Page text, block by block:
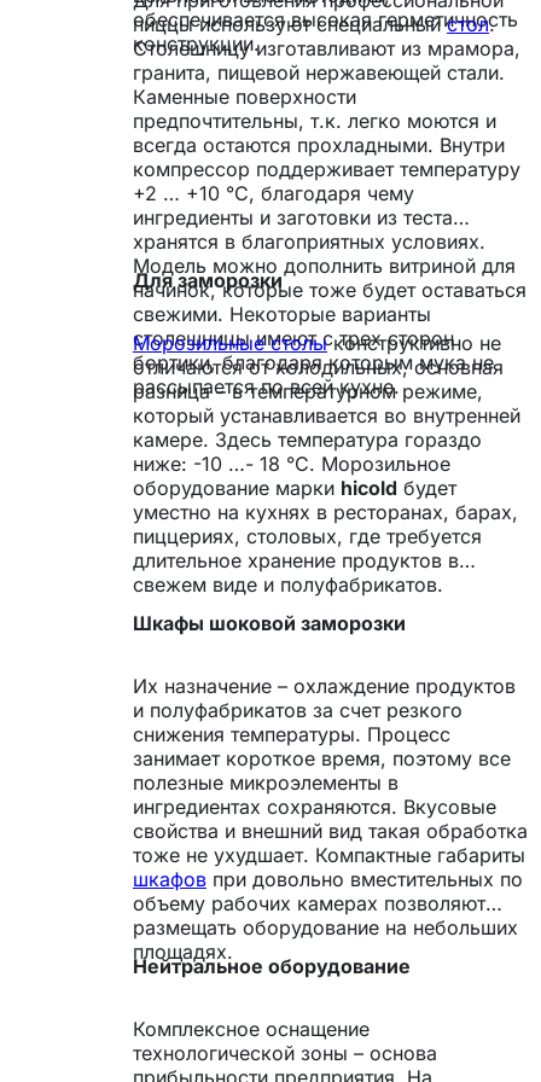
обеспечивается высокая герметичность
конструкции.
пиццы используют специальныйстол.
Столешницу изготавливают из мрамора,
гранита, пищевой нержавеющей стали.
Каменные поверхности
предпочтительны, т.к. легко моются и
всегда остаются прохладными. Внутри
компрессор поддерживает температуру
+2 … +10 °С, благодаря чему
ингредиенты и заготовки из теста
хранятся в благоприятных условиях.
Модель можно дополнить витриной для
начинок, которые тоже будет оставаться
свежими. Некоторые варианты
столешницы имеют с трех сторон
бортики, благодаря которым мука не
рассыпается по всей кухне.
Для заморозки
Морозильные столыконструктивно не
отличаются от холодильных, основная
разница – в температурном режиме,
который устанавливается во внутренней
камере. Здесь температура гораздо
ниже: -10 …- 18 °С. Морозильное
оборудование марки hicold будет
уместно на кухнях в ресторанах, барах,
пиццериях, столовых, где требуется
длительное хранение продуктов в
свежем виде и полуфабрикатов.
Шкафы шоковой заморозки
Их назначение – охлаждение продуктов
и полуфабрикатов за счет резкого
снижения температуры. Процесс
занимает короткое время, поэтому все
полезные микроэлементы в
ингредиентах сохраняются. Вкусовые
свойства и внешний вид такая обработка
тоже не ухудшает. Компактные габариты
шкафов при довольно вместительных по
объему рабочих камерах позволяют
размещать оборудование на небольших
площадях.
Нейтральное оборудование
Комплексное оснащение
технологической зоны – основа
прибыльности предприятия. На